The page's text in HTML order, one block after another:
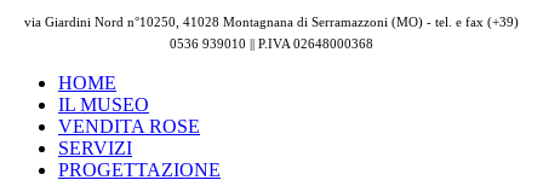
via Giardini Nord n°10250, 41028 Montagnana di Serramazzoni (MO) - tel. e fax (+39)
0536 939010 || P.IVA 02648000368
HOME
IL MUSEO
VENDITA ROSE
SERVIZI
PROGETTAZIONE